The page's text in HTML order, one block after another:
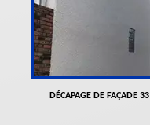
DÉCAPAGE DE FAÇADE 33